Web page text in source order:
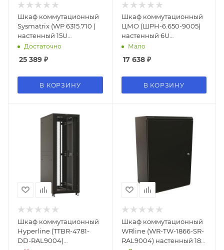
Шкаф коммутационный
Sysmatrix (WP 6315.710 )
настенный 15U
600x350мм пер.дв.стекл
200мм 24кг 720мм IP20
Достаточно
25 389 ₽
В КОРЗИНУ
Шкаф коммутационный
ЦМО (ШРН-6.650-9005)
настенный 6U
600x650мм пер.дв.стекл
180град.
Мало
17 638₽
В КОРЗИНУ
Шкаф коммутационный
Hyperline (TTBR-4781-
DD-RAL9004)
Шкаф коммутационный
WRline (WR-TW-1866-SR-
RAL9004) настенный 18U